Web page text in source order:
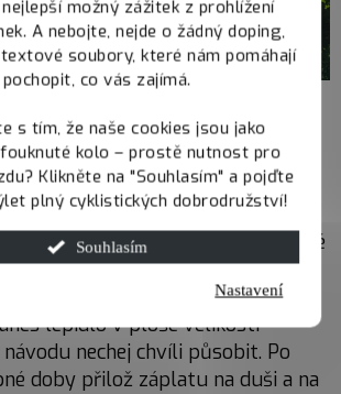
možný zážitek z prohlížení
A nebojte, nejde o žádný doping,
soubory, které nám pomáhají
pochopit, co vás zajímá.
s tím, že naše cookies jsou jako
kolo – prostě nutnost pro
Klikněte na "Souhlasím" a pojďte
plný cyklistických dobrodružství!
Souhlasím
Nastavení
úkon, při kterém je ale
postup, uvedený na obalu opravné
papírkem, který by měl
zdrsni okolí průpichu duše. Poté
lepidlo v ploše velikosti
nechej chvíli působit. Po
doby přilož záplatu na duši a na